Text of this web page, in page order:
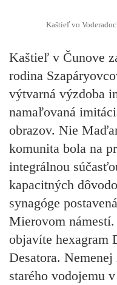
Kaštieľ vo
Kaštieľ v Čunove
rodina
výtvarná výzdoba
namaľovaná
obrazov. Nie
komunita bola na
integrálnou
kapacitných
synagóge postavená
Mierovom
objavíte hexagram
Desatora.
starého vodojemu